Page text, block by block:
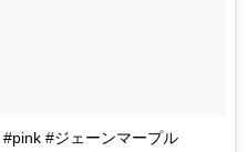
#ジェーンマープル